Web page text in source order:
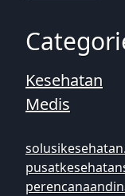
Kesehatan
Medis